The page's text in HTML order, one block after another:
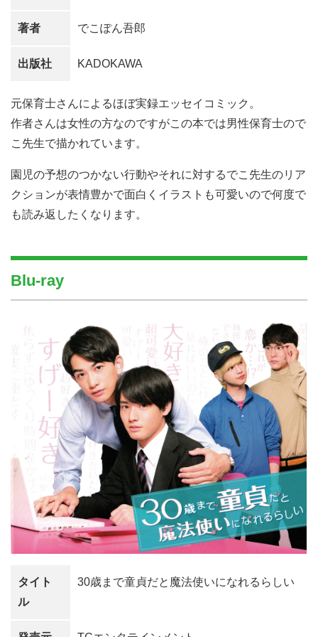
著者 でこぽん吾郎
出版社 KADOKAWA
元保育士さんによるほぼ実録エッセイコミック。
作者さんは女性の方なのですがこの本では男性保育士ので
こ先生で描かれています。
園児の予想のつかない行動やそれに対するでこ先生のリア
クションが表情豊かで面白くイラストも可愛いので何度で
も読み返したくなります。
Blu-ray
タイト
ル
30歳まで童貞だと魔法使いになれるらしい